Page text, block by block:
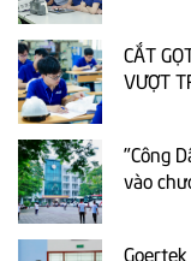
CẮT
VƯỢT
"Công
vào